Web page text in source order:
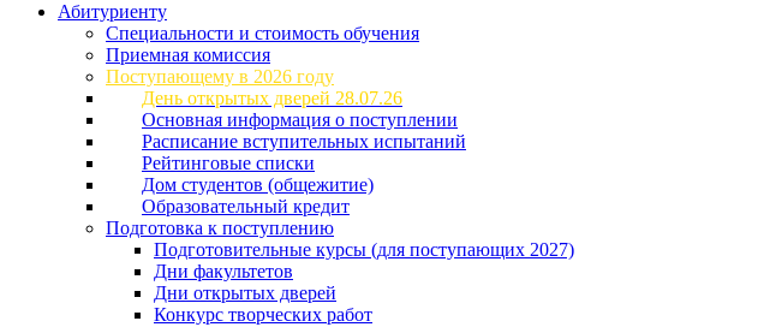
Абитуриенту
Специальности и стоимость обучения
Приемная комиссия
Поступающему в 2026 году
День открытых дверей 28.07.26
Основная информация о поступлении
Расписание вступительных испытаний
Рейтинговые списки
Дом студентов (общежитие)
Образовательный кредит
Подготовка к поступлению
Подготовительные курсы (для поступающих 2027)
Дни факультетов
Дни открытых дверей
Конкурс творческих работ